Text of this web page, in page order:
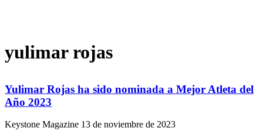
yulimar rojas
Yulimar Rojas ha sido nominada a Mejor Atleta del
Año 2023
Keystone Magazine 13 de noviembre de 2023